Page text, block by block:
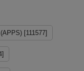
[111577]